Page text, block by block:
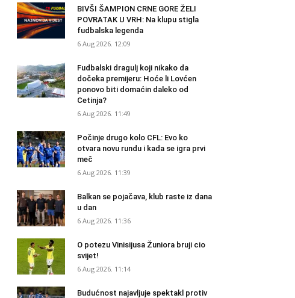
BIVŠI ŠAMPION CRNE GORE ŽELI
POVRATAK U VRH: Na klupu stigla
fudbalska legenda
6 Aug 2026. 12:09
Fudbalski dragulj koji nikako da
dočeka premijeru: Hoće li Lovćen
ponovo biti domaćin daleko od
Cetinja?
6 Aug 2026. 11:49
Počinje drugo kolo CFL: Evo ko
otvara novu rundu i kada se igra prvi
meč
6 Aug 2026. 11:39
Balkan se pojačava, klub raste iz dana
u dan
6 Aug 2026. 11:36
O potezu Vinisijusa Žuniora bruji cio
svijet!
6 Aug 2026. 11:14
Budućnost najavljuje spektakl protiv